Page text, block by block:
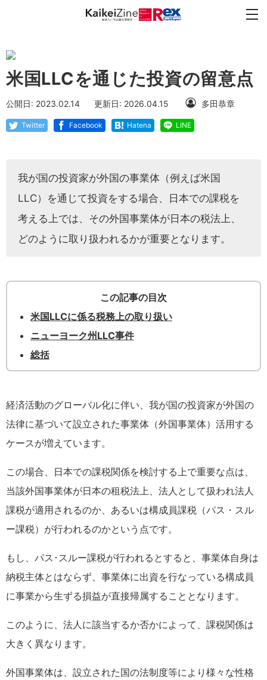
米国LLCを通じた投資の留意点
公開日: 2023.02.14 更新日: 2026.04.15 多田恭章
Twitter Facebook Hatena LINE
我が国の投資家が外国の事業体（例えば米国
LLC）を通じて投資をする場合、日本での課税を
考える上では、その外国事業体が日本の税法上、
どのように取り扱われるかが重要となります。
この記事の目次
米国LLCに係る税務上の取り扱い
ニューヨーク州LLC事件
総括
経済活動のグローバル化に伴い、我が国の投資家が外国の
法律に基づいて設立された事業体（外国事業体）活用する
ケースが増えています。
この場合、日本での課税関係を検討する上で重要な点は、
当該外国事業体が日本の租税法上、法人として扱われ法人
課税が適用されるのか、あるいは構成員課税（パス・スル
ー課税）が行われるのかという点です。
もし、パス･スルー課税が行われるとすると、事業体自身は
納税主体とはならず、事業体に出資を行なっている構成員
に事業から生ずる損益が直接帰属することとなります。
このように、法人に該当するか否かによって、課税関係は
大きく異なります。
外国事業体は、設立された国の法制度等により様々な性格